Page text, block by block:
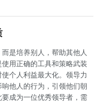
是培养别人，帮助其他人
用正确的工具和策略武装
个人利益最大化。领导力
他人的行为，引领他们朝
成为一位优秀领导者，需